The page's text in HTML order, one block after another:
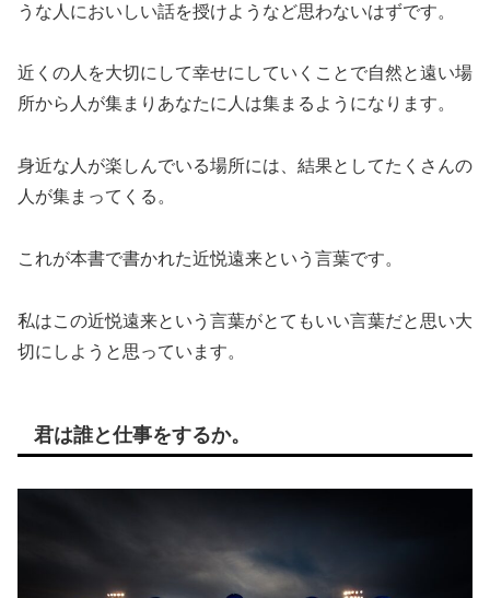
うな人においしい話を授けようなど思わないはずです。
近くの人を大切にして幸せにしていくことで自然と遠い場
所から人が集まりあなたに人は集まるようになります。
身近な人が楽しんでいる場所には、結果としてたくさんの
人が集まってくる。
これが本書で書かれた近悦遠来という言葉です。
私はこの近悦遠来という言葉がとてもいい言葉だと思い大
切にしようと思っています。
君は誰と仕事をするか。